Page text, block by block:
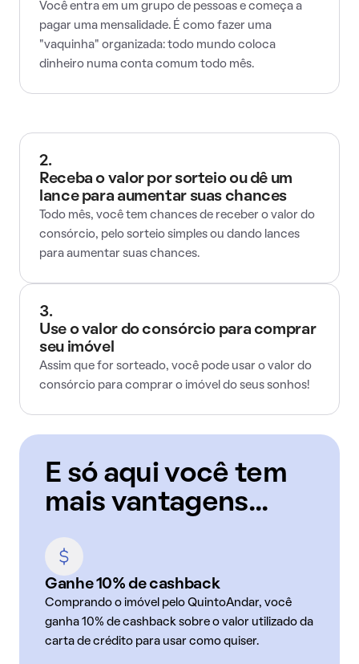
Você entra em um grupo de pessoas e começa a
pagar uma mensalidade. É como fazer uma
"vaquinha" organizada: todo mundo coloca
dinheiro numa conta comum todo mês.
2.
Receba o valor por sorteio ou dê um
lance para aumentar suas chances
Todo mês, você tem chances de receber o valor do
consórcio, pelo sorteio simples ou dando lances
para aumentar suas chances.
3.
Use o valor do consórcio para comprar
seu imóvel
Assim que for sorteado, você pode usar o valor do
consórcio para comprar o imóvel do seus sonhos!
E só aqui você tem
mais vantagens...
Ganhe 10% de cashback
Comprando o imóvel pelo QuintoAndar, você
ganha 10% de cashback sobre o valor utilizado da
carta de crédito para usar como quiser.